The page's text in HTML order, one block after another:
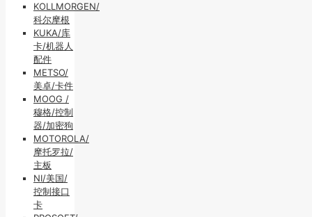
KOLLMORGEN/
科尔摩根
KUKA/库
卡/机器人
配件
METSO/
美卓/卡件
MOOG /
穆格/控制
器/加密狗
MOTOROLA/
摩托罗拉/
主板
NI/美国/
控制接口
卡